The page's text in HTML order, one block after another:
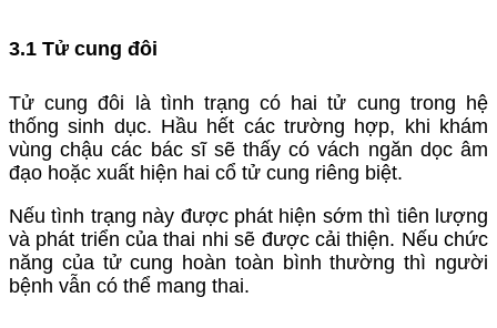
3.1 Tử cung đôi
Tử cung đôi là tình trạng có hai tử cung trong hệ
thống sinh dục. Hầu hết các trường hợp, khi khám
vùng chậu các bác sĩ sẽ thấy có vách ngăn dọc âm
đạo hoặc xuất hiện hai cổ tử cung riêng biệt.
Nếu tình trạng này được phát hiện sớm thì tiên lượng
và phát triển của thai nhi sẽ được cải thiện. Nếu chức
năng của tử cung hoàn toàn bình thường thì người
bệnh vẫn có thể mang thai.